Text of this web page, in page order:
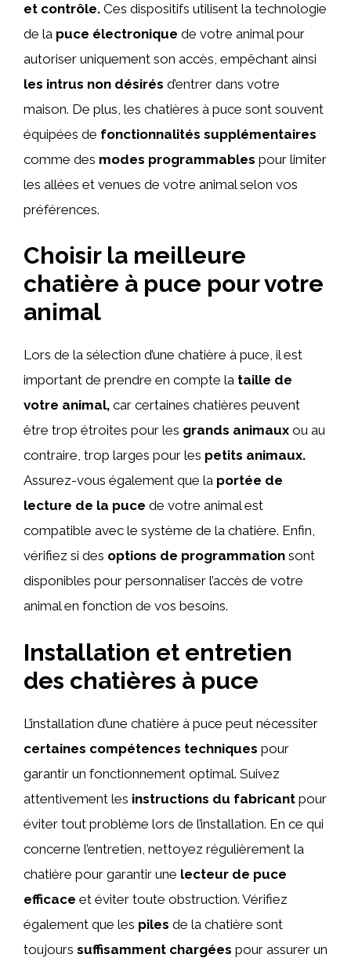
et contrôle. Ces dispositifs utilisent la technologie
de la puce électronique de votre animal pour
autoriser uniquement son accès, empêchant ainsi
les intrus non désirés d’entrer dans votre
maison. De plus, les chatières à puce sont souvent
équipées de fonctionnalités supplémentaires
comme des modes programmables pour limiter
les allées et venues de votre animal selon vos
préférences.
Choisir la meilleure
chatière à puce pour votre
animal
Lors de la sélection d’une chatière à puce, il est
important de prendre en compte la taille de
votre animal, car certaines chatières peuvent
être trop étroites pour les grands animaux ou au
contraire, trop larges pour les petits animaux.
Assurez-vous également que la portée de
lecture de la puce de votre animal est
compatible avec le système de la chatière. Enfin,
vérifiez si des options de programmation sont
disponibles pour personnaliser l’accès de votre
animal en fonction de vos besoins.
Installation et entretien
des chatières à puce
L’installation d’une chatière à puce peut nécessiter
certaines compétences techniques pour
garantir un fonctionnement optimal. Suivez
attentivement les instructions du fabricant pour
éviter tout problème lors de l’installation. En ce qui
concerne l’entretien, nettoyez régulièrement la
chatière pour garantir une lecteur de puce
efficace et éviter toute obstruction. Vérifiez
également que les piles de la chatière sont
toujours suffisamment chargées pour assurer un